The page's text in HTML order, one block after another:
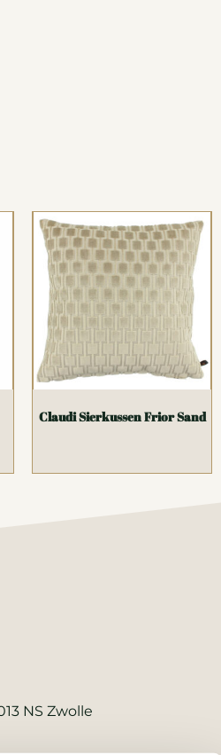
Claudi Sierkussen Frior Sand
NS Zwolle